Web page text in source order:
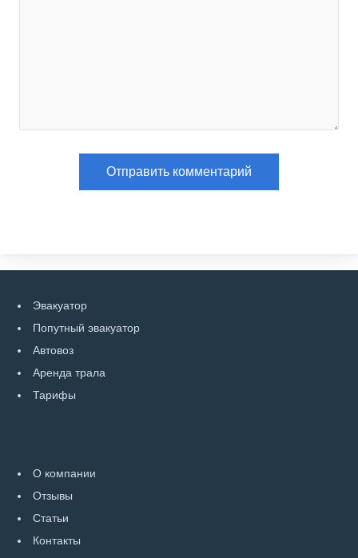
Эвакуатор
Попутный эвакуатор
Автовоз
Аренда трала
Тарифы
О компании
Отзывы
Статьи
Контакты